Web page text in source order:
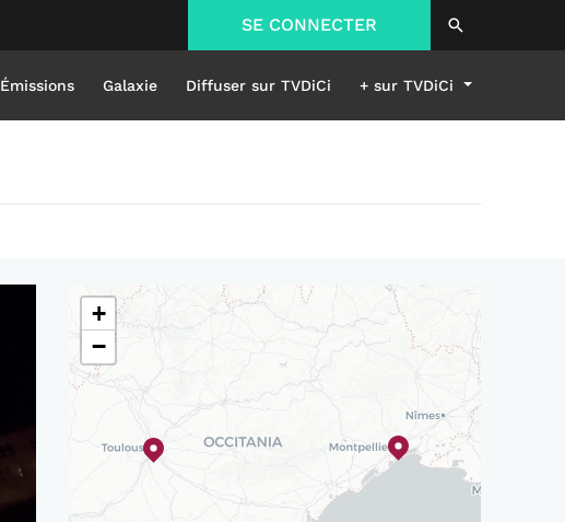
SE CONNECTER
Émissions Galaxie Diffuser sur TVDiCi + sur TVDiCi
+
−